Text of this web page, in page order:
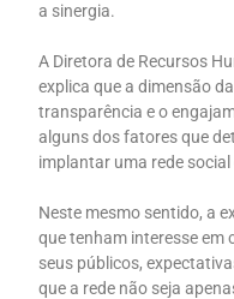
a sinergia.
A Diretora de Recursos
explica que a dimensão
transparência e o
alguns dos fatores que
implantar uma rede
Neste mesmo sentido, a
que tenham interesse em
seus públicos,
que a rede não seja